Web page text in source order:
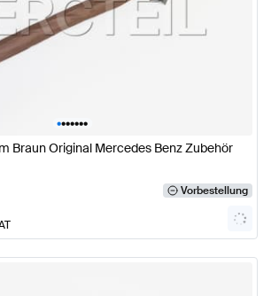
•••••••
Braun Original Mercedes Benz Zubehör
Vorbestellung